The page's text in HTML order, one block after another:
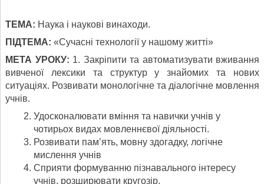
ТЕМА: Наука і наукові винаходи.
ПІДТЕМА: «Сучасні технології у нашому житті»
МЕТА УРОКУ: 1. Закріпити та автоматизувати вживання
вивченої лексики та структур у знайомих та нових
ситуаціях. Розвивати монологічне та діалогічне мовлення
учнів.
Удосконалювати вміння та навички учнів у
чотирьох видах мовленнєвої діяльності.
Розвивати пам’ять, мовну здогадку, логічне
мислення учнів
Сприяти формуванню пізнавального інтересу
учнів, розширювати кругозір.